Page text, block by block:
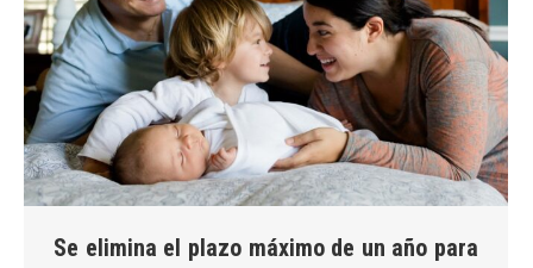
Se elimina el plazo máximo de un año para